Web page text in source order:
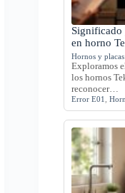
Significado
en horno
Hornos y
Exploramos
los hornos
reconocer…
Error E01 ,